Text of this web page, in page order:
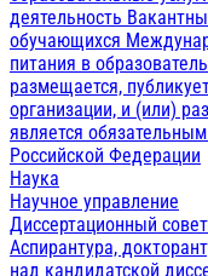
деятельность
обучающихся
питания в
размещается,
организации, и (или)
является
Российской Федерации
Наука
Научное управление
Диссертационный совет
Аспирантура,
над кандидатской